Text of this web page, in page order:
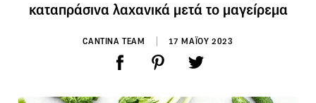
καταπράσινα λαχανικά μετά το μαγείρεμα
CANTINA TEAM 17 ΜΑΪΟΥ 2023